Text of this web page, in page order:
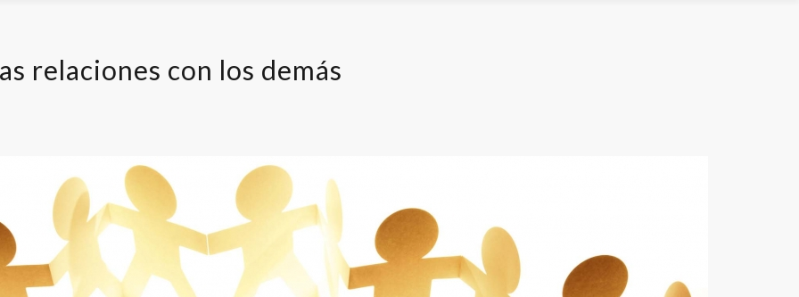
relaciones con los demás